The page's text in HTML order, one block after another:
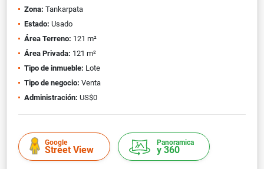
Zona: Tankarpata
Estado: Usado
Área Terreno: 121 m²
Área Privada: 121 m²
Tipo de inmueble: Lote
Tipo de negocio: Venta
Administración: US$0
Google
Street View
Panoramica
y 360